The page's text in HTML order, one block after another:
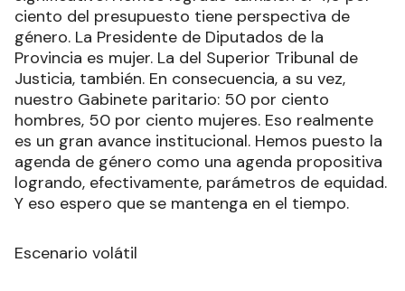
ciento del presupuesto tiene perspectiva de
género. La Presidente de Diputados de la
Provincia es mujer. La del Superior Tribunal de
Justicia, también. En consecuencia, a su vez,
nuestro Gabinete paritario: 50 por ciento
hombres, 50 por ciento mujeres. Eso realmente
es un gran avance institucional. Hemos puesto la
agenda de género como una agenda propositiva
logrando, efectivamente, parámetros de equidad.
Y eso espero que se mantenga en el tiempo.
Escenario volátil